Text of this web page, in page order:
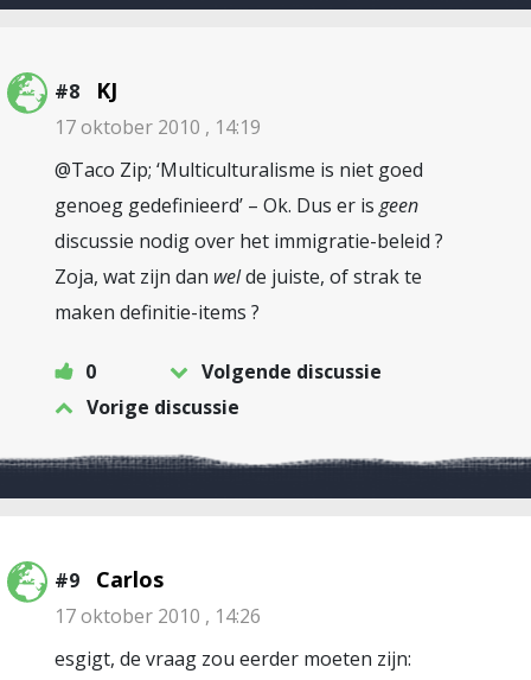
#8 KJ
17 oktober 2010 , 14:19
@Taco Zip; ‘Multiculturalisme is niet goed
genoeg gedefinieerd’ – Ok. Dus er is geen
discussie nodig over het immigratie-beleid ?
Zoja, wat zijn dan welde juiste, of strak te
maken definitie-items ?
0
Volgende discussie
Vorige discussie
#9 Carlos
17 oktober 2010 , 14:26
esgigt, de vraag zou eerder moeten zijn: